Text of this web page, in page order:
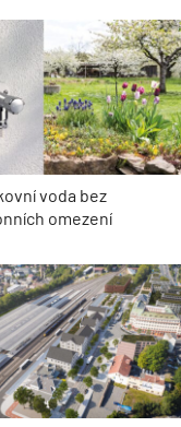
voda bez
omezení